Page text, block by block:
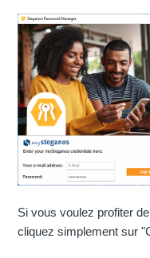
Si vous voulez profiter
cliquez simplement sur